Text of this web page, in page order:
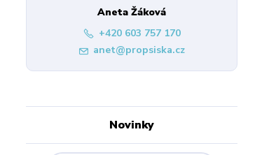
Aneta Žáková
+420 603 757 170
anet@propsiska.cz
Novinky